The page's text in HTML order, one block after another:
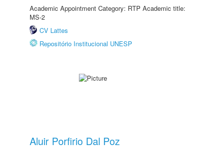
Academic Appointment Category: RTP Academic title:
MS-2
CV Lattes
Repositório Institucional UNESP
Aluir Porfirio Dal Poz